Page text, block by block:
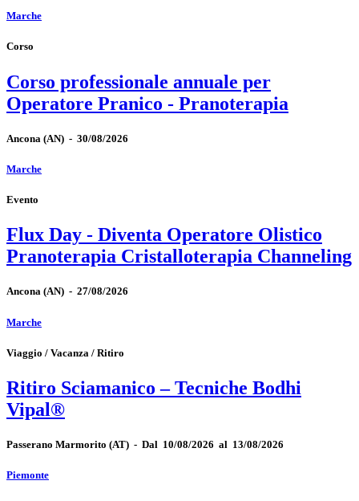
Marche
Corso
Corso professionale annuale per
Operatore Pranico - Pranoterapia
Ancona (AN) - 30/08/2026
Marche
Evento
Flux Day - Diventa Operatore Olistico
Pranoterapia Cristalloterapia Channeling
Ancona (AN) - 27/08/2026
Marche
Viaggio / Vacanza / Ritiro
Ritiro Sciamanico – Tecniche Bodhi
Vipal®
Passerano Marmorito (AT) - Dal 10/08/2026 al 13/08/2026
Piemonte